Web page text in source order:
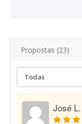
Propostas (23)
José L.